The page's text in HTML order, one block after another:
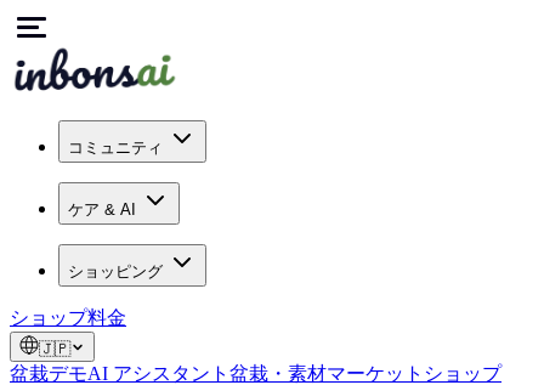
コミュニティ
ケア & AI
ショッピング
ショップ料金
🇯🇵
盆栽デモAI アシスタント 盆栽・素材マーケット ショップ